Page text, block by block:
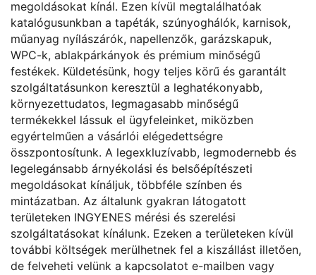
megoldásokat kínál. Ezen kívül megtalálhatóak
katalógusunkban a tapéták, szúnyoghálók, karnisok,
műanyag nyílászárók, napellenzők, garázskapuk,
WPC-k, ablakpárkányok és prémium minőségű
festékek. Küldetésünk, hogy teljes körű és garantált
szolgáltatásunkon keresztül a leghatékonyabb,
környezettudatos, legmagasabb minőségű
termékekkel lássuk el ügyfeleinket, miközben
egyértelműen a vásárlói elégedettségre
összpontosítunk. A legexkluzívabb, legmodernebb és
legelegánsabb árnyékolási és belsőépítészeti
megoldásokat kínáljuk, többféle színben és
mintázatban. Az általunk gyakran látogatott
területeken INGYENES mérési és szerelési
szolgáltatásokat kínálunk. Ezeken a területeken kívül
további költségek merülhetnek fel a kiszállást illetően,
de felveheti velünk a kapcsolatot e-mailben vagy